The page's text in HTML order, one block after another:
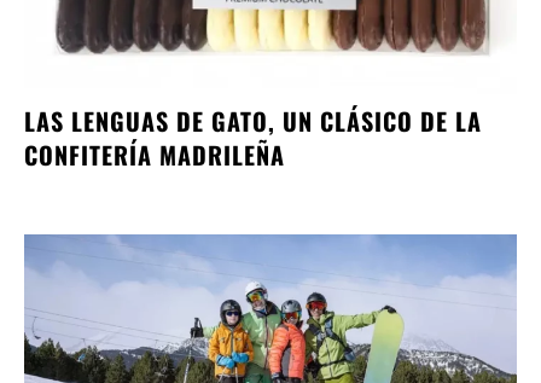
LAS LENGUAS DE GATO, UN CLÁSICO DE LA
CONFITERÍA MADRILEÑA